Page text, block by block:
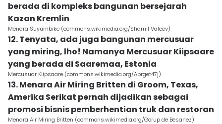
berada di kompleks bangunan bersejarah
Kazan Kremlin
Menara Suyumbike (commons.wikimedia.org/Shamil Valeev)
12. Tenyata, ada juga bangunan mercusuar
yang miring, lho! Namanya Mercusuar Kiipsaare
yang berada di Saaremaa, Estonia
Mercusuar Kiipsaare (commons.wikimedia.org/Abrget47j)
13. Menara Air Miring Britten di Groom, Texas,
Amerika Serikat pernah dijadikan sebagai
promosi bisnis pemberhentian truk dan restoran
Menara Air Miring Britten (commons.wikimedia.org/Gorup de Besanez)